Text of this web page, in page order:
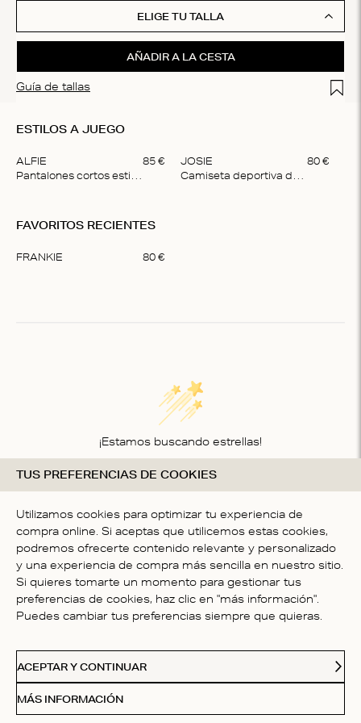
ELIGE TU TALLA
Guía de tallas Add
AÑADIR A LA CESTA
ESTILOS A JUEGO
ALFIE
Pantalones cortos estilo bóxer
85 € JOSIE
Camiseta deportiva de algodón
80 €
of
FAVORITOS RECIENTES
FRANKIE 80 €
¡Estamos buscando estrellas!
Compártenos tu opinión
SÉ LA PRIMER PERSONA EN
ESCRIBIR UNA OPINIÓN
ATENCIÓN AL CLIENTE
TUS PREFERENCIAS DE COOKIES
Utilizamos cookies para optimizar tu experiencia de
compra online. Si aceptas que utilicemos estas cookies,
podremos ofrecerte contenido relevante y personalizado
y una experiencia de compra más sencilla en nuestro sitio.
Si quieres tomarte un momento para gestionar tus
preferencias de cookies, haz clic en "más información".
Puedes cambiar tus preferencias siempre que quieras.
ACEPTAR Y CONTINUAR
MÁS INFORMACIÓN